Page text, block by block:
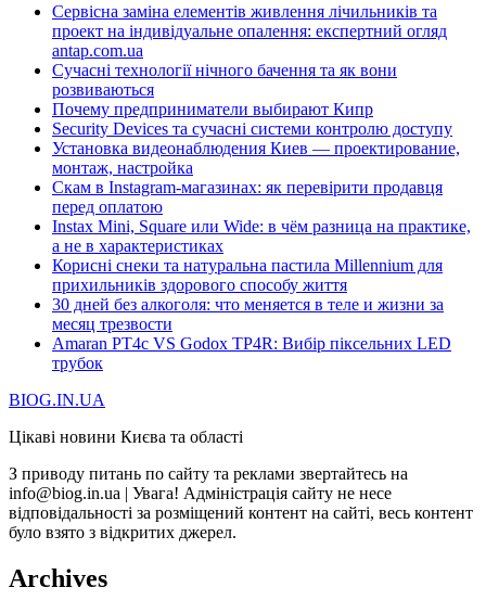
Сервісна заміна елементів живлення лічильників та
проект на індивідуальне опалення: експертний огляд
antap.com.ua
Сучасні технології нічного бачення та як вони
розвиваються
Почему предприниматели выбирают Кипр
Security Devices та сучасні системи контролю доступу
Установка видеонаблюдения Киев — проектирование,
монтаж, настройка
Скам в Instagram-магазинах: як перевірити продавця
перед оплатою
Instax Mini, Square или Wide: в чём разница на практике,
а не в характеристиках
Корисні снеки та натуральна пастила Millennium для
прихильників здорового способу життя
30 дней без алкоголя: что меняется в теле и жизни за
месяц трезвости
Amaran PT4c VS Godox TP4R: Вибір піксельних LED
трубок
BIOG.IN.UA
Цікаві новини Києва та області
З приводу питань по сайту та реклами звертайтесь на
info@biog.in.ua | Увага! Адміністрація сайту не несе
відповідальності за розміщений контент на сайті, весь контент
було взято з відкритих джерел.
Archives